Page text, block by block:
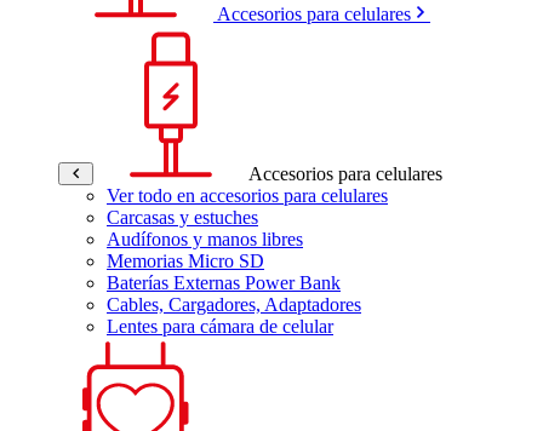
Accesorios para celulares
Accesorios para celulares
Ver todo en accesorios para celulares
Carcasas y estuches
Audífonos y manos libres
Memorias Micro SD
Baterías Externas Power Bank
Cables, Cargadores, Adaptadores
Lentes para cámara de celular